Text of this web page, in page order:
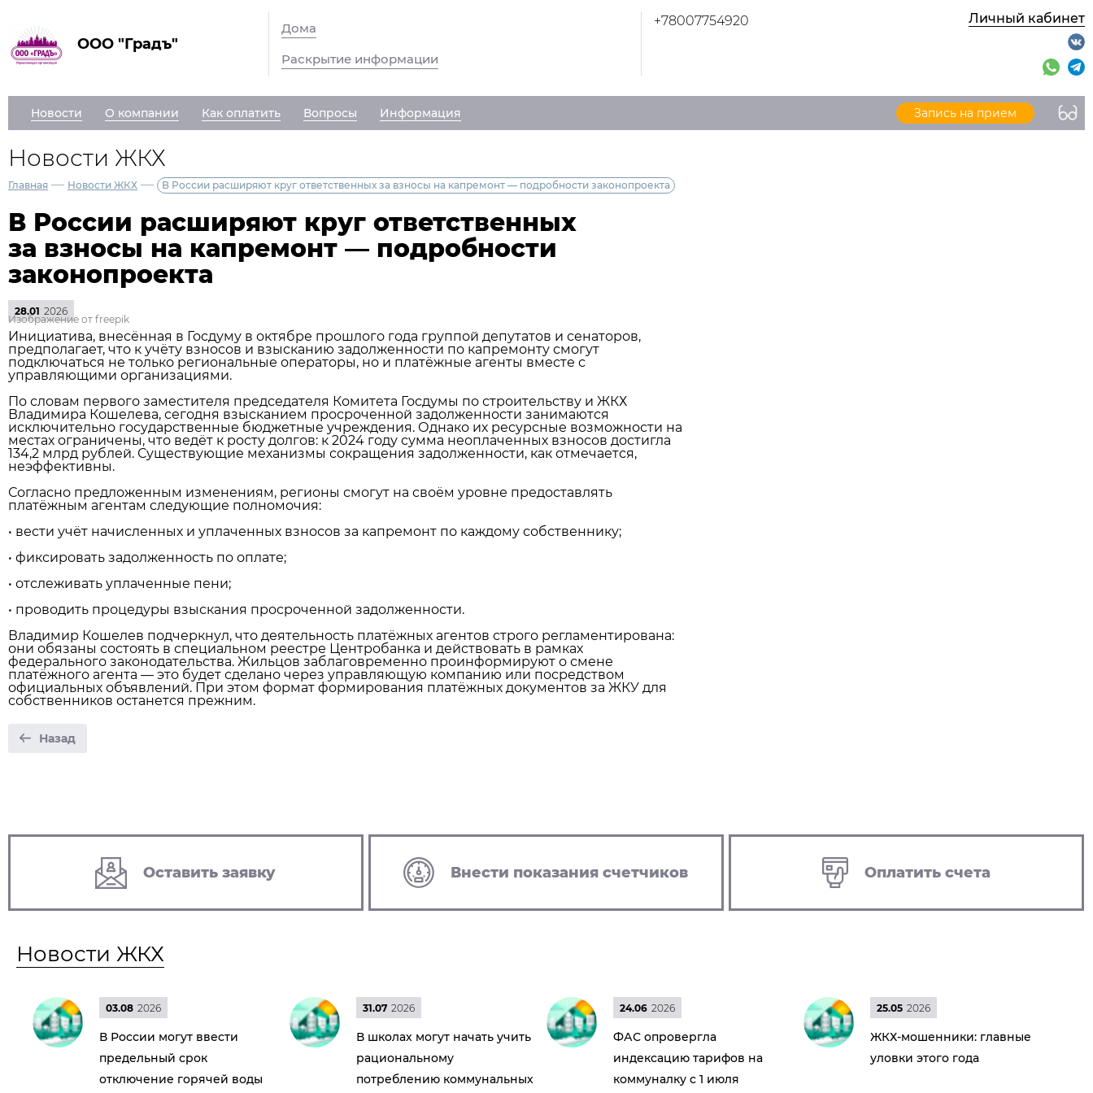
ООО "Градъ"
Дома
Раскрытие информации
+78007754920 Личный кабинет
Новости О компании Как оплатить Вопросы Информация Запись на прием
Новости ЖКХ
Главная — Новости ЖКХ — В России расширяют круг ответственных за взносы на капремонт — подробности законопроекта
В России расширяют круг ответственных
за взносы на капремонт — подробности
законопроекта
28.01 2026
Изображение от freepik
Инициатива, внесённая в Госдуму в октябре прошлого года группой депутатов и сенаторов,
предполагает, что к учёту взносов и взысканию задолженности по капремонту смогут
подключаться не только региональные операторы, но и платёжные агенты вместе с
управляющими организациями.
По словам первого заместителя председателя Комитета Госдумы по строительству и ЖКХ
Владимира Кошелева, сегодня взысканием просроченной задолженности занимаются
исключительно государственные бюджетные учреждения. Однако их ресурсные возможности на
местах ограничены, что ведёт к росту долгов: к 2024 году сумма неоплаченных взносов достигла
134,2 млрд рублей. Существующие механизмы сокращения задолженности, как отмечается,
неэффективны.
Согласно предложенным изменениям, регионы смогут на своём уровне предоставлять
платёжным агентам следующие полномочия:
• вести учёт начисленных и уплаченных взносов за капремонт по каждому собственнику;
• фиксировать задолженность по оплате;
• отслеживать уплаченные пени;
• проводить процедуры взыскания просроченной задолженности.
Владимир Кошелев подчеркнул, что деятельность платёжных агентов строго регламентирована:
они обязаны состоять в специальном реестре Центробанка и действовать в рамках
федерального законодательства. Жильцов заблаговременно проинформируют о смене
платёжного агента — это будет сделано через управляющую компанию или посредством
официальных объявлений. При этом формат формирования платёжных документов за ЖКУ для
собственников останется прежним.
Назад
Оставить заявку Внести показания счетчиков Оплатить счета
Новости ЖКХ
03.08 2026
В России могут ввести
предельный срок
отключение горячей воды
31.07 2026
В школах могут начать учить
рациональному
потреблению коммунальных
24.06 2026
ФАС опровергла
индексацию тарифов на
коммуналку с 1 июля
25.05 2026
ЖКХ-мошенники: главные
уловки этого года